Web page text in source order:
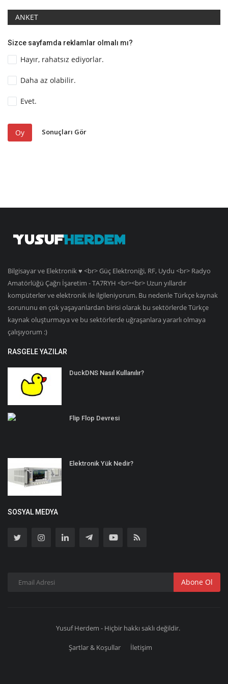
ANKET
Sizce sayfamda reklamlar olmalı mı?
Hayır, rahatsız ediyorlar.
Daha az olabilir.
Evet.
Oy Sonuçları Gör
Bilgisayar ve Elektronik ♥ <br> Güç Elektroniği, RF, Uydu <br> Radyo
Amatörlüğü Çağrı İşaretim - TA7RYH <br><br> Uzun yıllardır
kompüterler ve elektronik ile ilgileniyorum. Bu nedenle Türkçe kaynak
sorununu en çok yaşayanlardan birisi olarak bu sektörlerde Türkçe
kaynak oluşturmaya ve bu sektörlerde uğraşanlara yararlı olmaya
çalışıyorum :)
RASGELE YAZILAR
DuckDNS Nasıl Kullanılır?
Flip Flop Devresi
Elektronik Yük Nedir?
SOSYAL MEDYA
Abone Ol
Yusuf Herdem - Hiçbir hakkı saklı değildir.
Şartlar & Koşullar İletişim